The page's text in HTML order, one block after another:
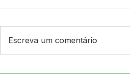
Escreva um comentário